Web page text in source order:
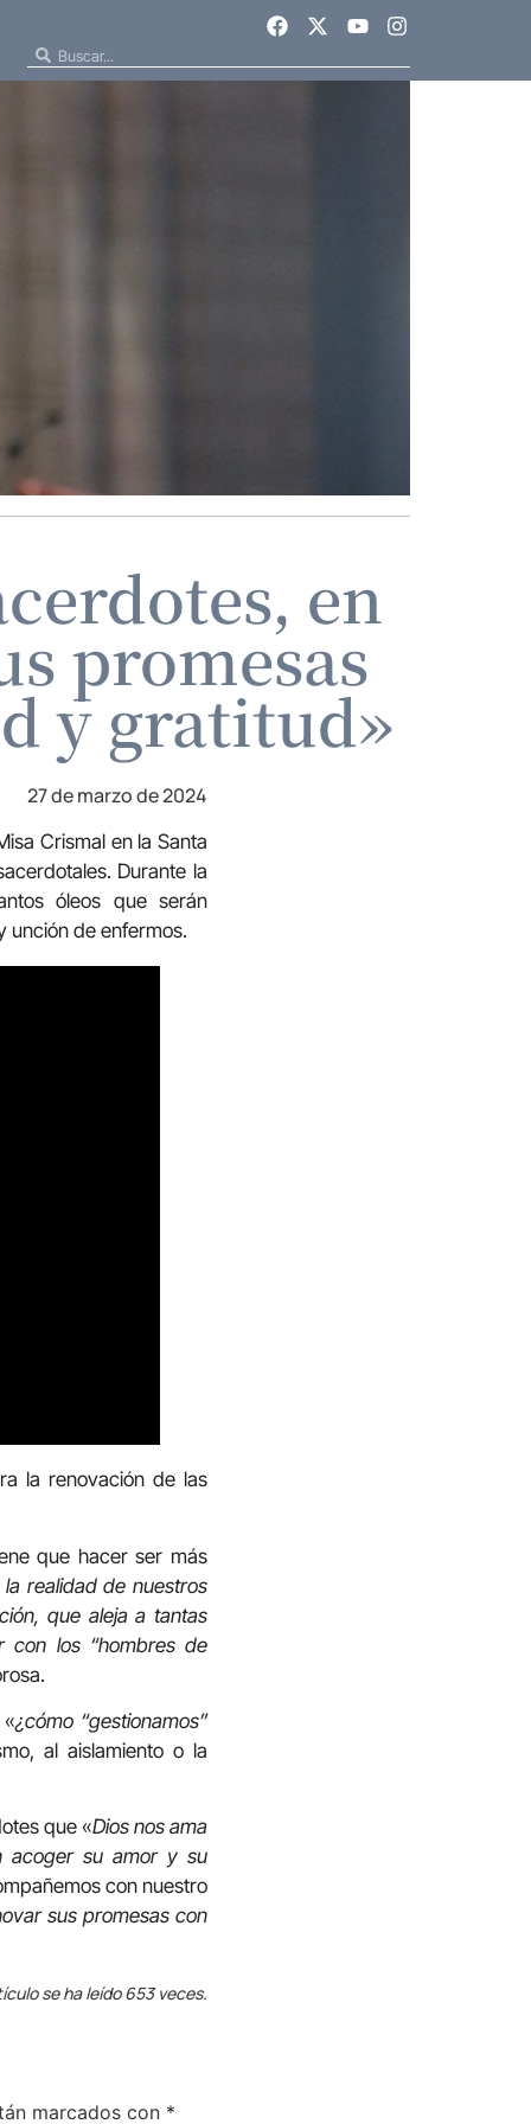
en
promesas
y gratitud»
27 de marzo de 2024
Crismal en la Santa
Durante la
óleos que serán
unción de enfermos.
la renovación de las
que hacer ser más
realidad de nuestros
que aleja a tantas
con los “hombres de
¿cómo “gestionamos”
al aislamiento o la
que «Dios nos ama
acoger su amor y su
con nuestro
sus promesas con
se ha leído 653 veces.
marcados con *